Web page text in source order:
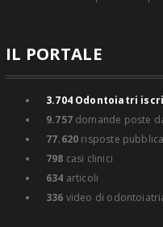
IL PORTALE
3.704Odontoiatri
9.757domande poste
77.620 risposte
798 casi clinici
634 articoli
336 video di